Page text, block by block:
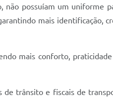
não possuíam um uniforme
mais identificação,
mais conforto,
de trânsito e fiscais de